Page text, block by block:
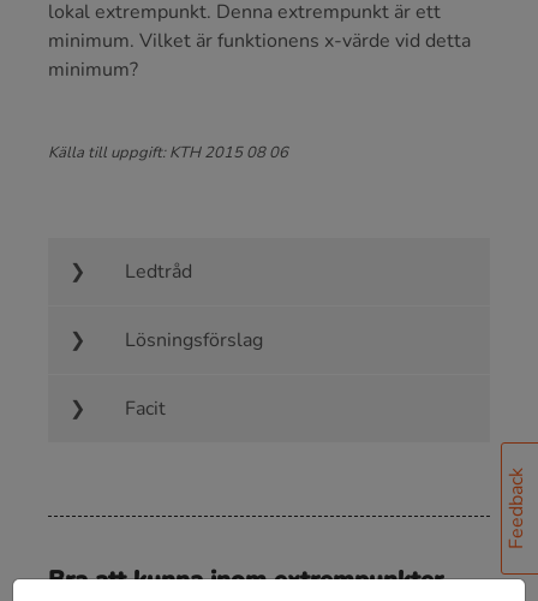
Feedback
lokal extrempunkt. Denna extrempunkt är ett
minimum. Vilket är funktionens x-värde vid detta
minimum?
Källa till uppgift: KTH 2015 08 06
Ledtråd
Lösningsförslag
Facit
Bra att kunna inom extrempunkter